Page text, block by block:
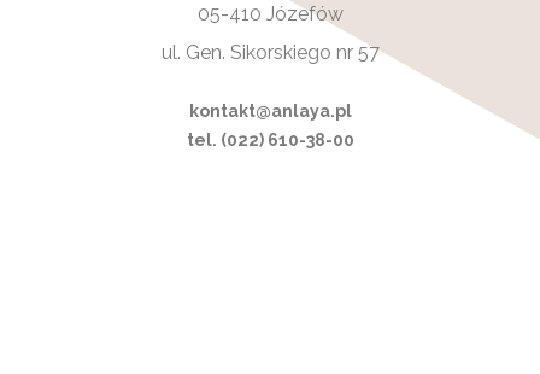
05-410 Józefów
ul. Gen. Sikorskiego nr 57
kontakt@anlaya.pl
tel. (022) 610-38-00